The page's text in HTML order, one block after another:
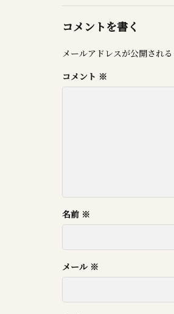
コメントを書く
メールアドレスが公開される
コメント ※
名前 ※
メール ※